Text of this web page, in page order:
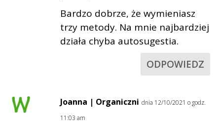
Bardzo dobrze, że wymieniasz
trzy metody. Na mnie najbardziej
działa chyba autosugestia.
ODPOWIEDZ
Joanna | Organiczni dnia 12/10/2021 o godz.
11:03 am